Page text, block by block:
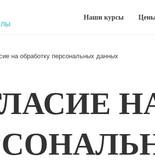
Наши курсы
на обработку персональных данных